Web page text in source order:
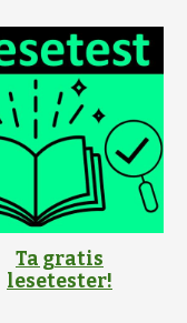
Ta gratis
lesetester!